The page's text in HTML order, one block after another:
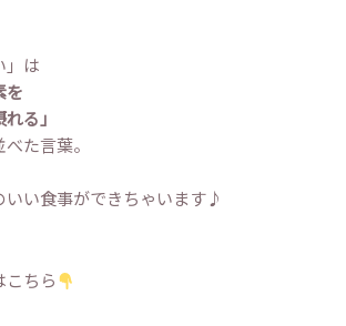
」は
を
る」
べた言葉。
いい食事ができちゃいます♪
こちら